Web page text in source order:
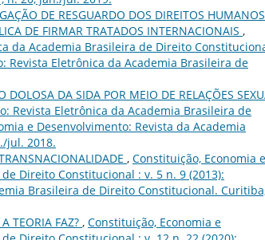
DE RESGUARDO DOS DIREITOS
DE FIRMAR TRATADOS INTERNACIONAIS ,
da Academia Brasileira de Direito
Revista Eletrônica da Academia Brasileira de
DOLOSA DA SIDA POR MEIO DE RELAÇÕES
Revista Eletrônica da Academia Brasileira de
e Desenvolvimento: Revista da Academia
jul. 2018.
, Constituição, Economia e
Direito Constitucional : v. 5 n. 9 (2013):
Brasileira de Direito Constitucional.
TEORIA FAZ? , Constituição, Economia e